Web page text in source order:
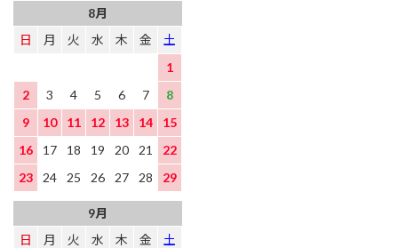
8月
日
月 火 水 木 金
土
1
2
3 4 5 6 7
8
9
10 11 12 13 14
15
16
17 18 19 20 21
22
23
24 25 26 27 28 29
9月
日
月 火 水 木 金
土